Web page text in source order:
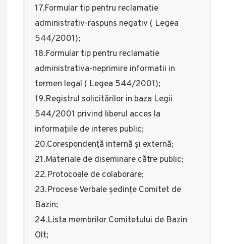
17.Formular tip pentru reclamatie
administrativ-raspuns negativ ( Legea
544/2001);
18.Formular tip pentru reclamatie
administrativa-neprimire informatii in
termen legal ( Legea 544/2001);
19.Registrul solicitărilor in baza Legii
544/2001 privind liberul acces la
informațiile de interes public;
20.Corespondență internă și externă;
21.Materiale de diseminare către public;
22.Protocoale de colaborare;
23.Procese Verbale ședințe Comitet de
Bazin;
24.Lista membrilor Comitetului de Bazin
Olt;